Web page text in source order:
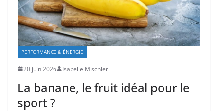
PERFORMANCE & ÉNERGIE
20 juin 2026 Isabelle Mischler
La banane, le fruit idéal pour le
sport ?